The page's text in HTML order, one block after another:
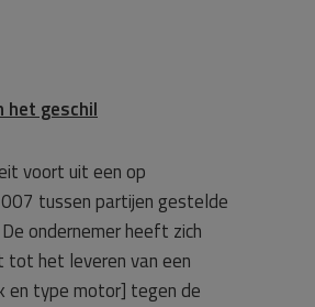
het geschil
voort uit een op
tussen partijen gestelde
ondernemer heeft zich
tot het leveren van een
en type motor] tegen de